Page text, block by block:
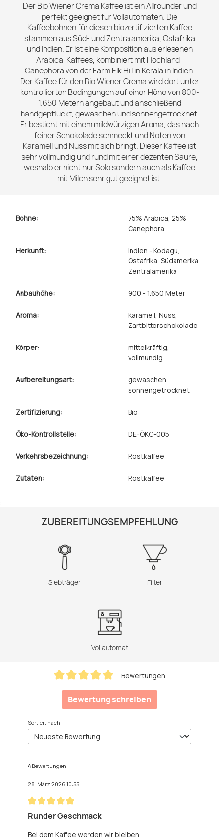
Der Bio Wiener Crema Kaffee ist ein Allrounder und
perfekt geeignet für Vollautomaten. Die
Kaffeebohnen für diesen biozertifizierten Kaffee
stammen aus Süd- und Zentralamerika, Ostafrika
und Indien. Er ist eine Komposition aus erlesenen
Arabica-Kaffees, kombiniert mit Hochland-
Canephora von der Farm Elk Hill in Kerala in Indien.
Der Kaffee für den Bio Wiener Crema wird dort unter
kontrollierten Bedingungen auf einer Höhe von 800-
1.650 Metern angebaut und anschließend
handgepflückt, gewaschen und sonnengetrocknet.
Er besticht mit einem mildwürzigen Aroma, das nach
feiner Schokolade schmeckt und Noten von
Karamell und Nuss mit sich bringt. Dieser Kaffee ist
sehr vollmundig und rund mit einer dezenten Säure,
weshalb er nicht nur Solo sondern auch als Kaffee
mit Milch sehr gut geeignet ist.
Bohne:
75% Arabica, 25%
Canephora
Herkunft: Indien - Kodagu,
Ostafrika, Südamerika,
Zentralamerika
Anbauhöhe: 900 - 1.650 Meter
Aroma: Karamell, Nuss,
Zartbitterschokolade
Körper: mittelkräftig,
vollmundig
Aufbereitungsart: gewaschen,
sonnengetrocknet
Zertifizierung: Bio
Öko-Kontrollstelle: DE-ÖKO-005
Verkehrsbezeichnung: Röstkaffee
Zutaten: Röstkaffee
:
ZUBEREITUNGSEMPFEHLUNG
Siebträger Filter
Vollautomat
Bewertungen
Bewertung schreiben
Sortiert nach
4Bewertungen
28. März 2026 10:55
Bewertung mit 5 von 5 Sternen
Runder Geschmack
Bei dem Kaffee werden wir bleiben,